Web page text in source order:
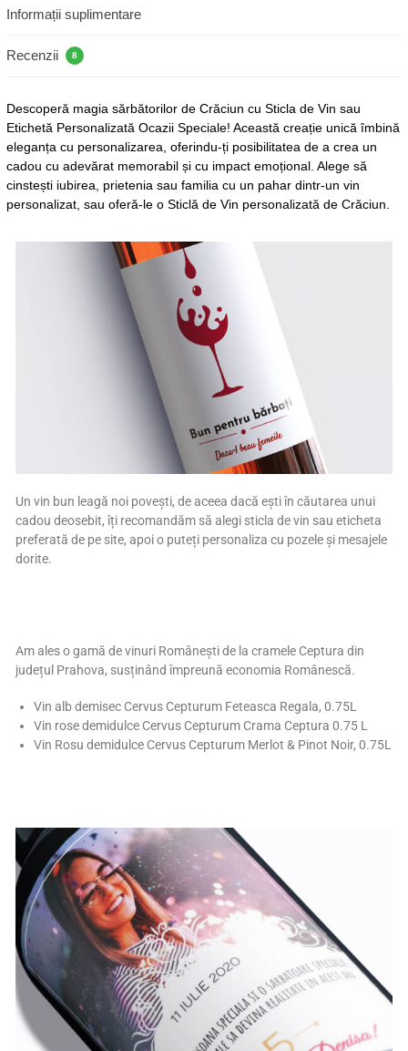
Informații suplimentare
Recenzii 8
Descoperă magia sărbătorilor de Crăciun cu Sticla de Vin sau
Etichetă Personalizată Ocazii Speciale! Această creație unică îmbină
eleganța cu personalizarea, oferindu-ți posibilitatea de a crea un
cadou cu adevărat memorabil și cu impact emoțional. Alege să
cinstești iubirea, prietenia sau familia cu un pahar dintr-un vin
personalizat, sau oferă-le o Sticlă de Vin personalizată de Crăciun.
Un vin bun leagă noi povești, de aceea dacă ești în căutarea unui
cadou deosebit, îți recomandăm să alegi sticla de vin sau eticheta
preferată de pe site, apoi o puteți personaliza cu pozele și mesajele
dorite.
Am ales o gamă de vinuri Românești de la cramele Ceptura din
județul Prahova, susținând împreună economia Românescă.
Vin alb demisec Cervus Cepturum Feteasca Regala, 0.75L
Vin rose demidulce Cervus Cepturum Crama Ceptura 0.75 L
Vin Rosu demidulce Cervus Cepturum Merlot & Pinot Noir, 0.75L